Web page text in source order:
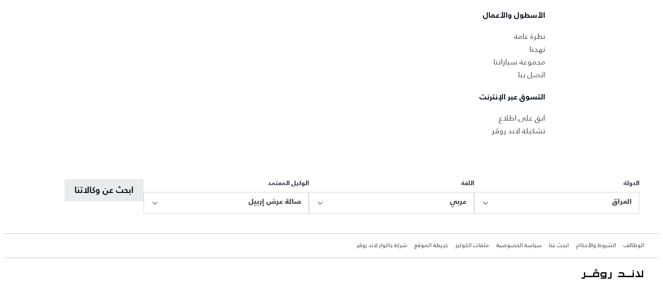
الأسطول والأعمال
نظرة عامة
نهجنا
مجموعة سياراتنا
اتصل بنا
التسوق عبر الإنترنت
ابق على اطلاع
تشكيلة لاند روڤر
الدولة
العراق
اللغة
عربي
الوكيل المعتمد
صالة عرض إربيل
ابحث عن وكالاتنا
الوظائف الشروط والأحكام ابحث عنا سياسة الخصوصية ملفات الكوكيز خريطة الموقع شركة جاكوار لاند روڤر